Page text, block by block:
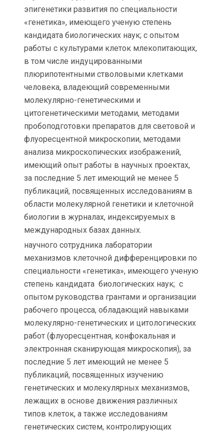
эпигенетики развития по специальности
«генетика», имеющего ученую степень
кандидата биологических наук; с опытом
работы с культурами клеток млекопитающих,
в том числе индуцированными
плюрипотентными стволовыми клетками
человека, владеющий современными
молекулярно-генетическими и
цитогенетическими методами, методами
пробоподготовки препаратов для световой и
флуоресцентной микроскопии, методами
анализа микроскопических изображений,
имеющий опыт работы в научных проектах,
за последние 5 лет имеющий не менее 5
публикаций, посвященных исследованиям в
области молекулярной генетики и клеточной
биологии в журналах, индексируемых в
международных базах данных.
научного сотрудника лаборатории
механизмов клеточной дифференцировки по
специальности «генетика», имеющего ученую
степень кандидата биологических наук; с
опытом руководства грантами и организации
рабочего процесса, обладающий навыками
молекулярно-генетических и цитологических
работ (флуоресцентная, конфокальная и
электронная сканирующая микроскопия), за
последние 5 лет имеющий не менее 5
публикаций, посвященных изучению
генетических и молекулярных механизмов,
лежащих в основе движения различных
типов клеток, а также исследованиям
генетических систем, контролирующих